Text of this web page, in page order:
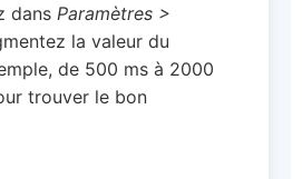
dans Paramètres >
la valeur du
de 500 ms à 2000
trouver le bon